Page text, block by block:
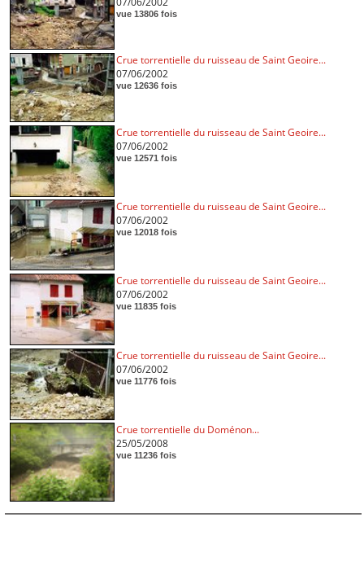
vue 13806 fois
Crue torrentielle du ruisseau de Saint Geoire...
07/06/2002
vue 12636 fois
Crue torrentielle du ruisseau de Saint Geoire...
07/06/2002
vue 12571 fois
Crue torrentielle du ruisseau de Saint Geoire...
07/06/2002
vue 12018 fois
Crue torrentielle du ruisseau de Saint Geoire...
07/06/2002
vue 11835 fois
Crue torrentielle du ruisseau de Saint Geoire...
07/06/2002
vue 11776 fois
Crue torrentielle du Doménon...
25/05/2008
vue 11236 fois